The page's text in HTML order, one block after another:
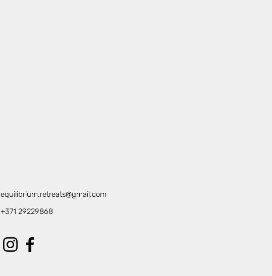
equilibrium.retreats@gmail.com
+371 29229868